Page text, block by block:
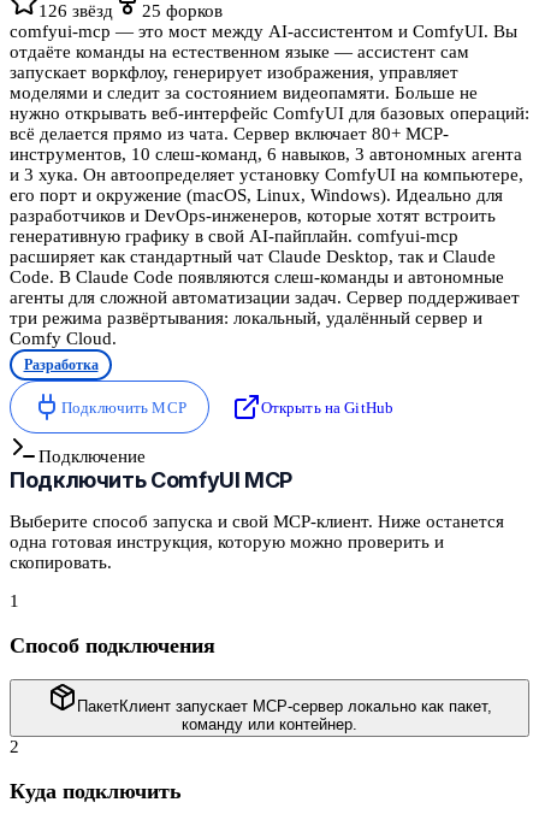
126 звёзд 25 форков
comfyui-mcp — это мост между AI-ассистентом и ComfyUI. Вы
отдаёте команды на естественном языке — ассистент сам
запускает воркфлоу, генерирует изображения, управляет
моделями и следит за состоянием видеопамяти. Больше не
нужно открывать веб-интерфейс ComfyUI для базовых операций:
всё делается прямо из чата. Сервер включает 80+ MCP-
инструментов, 10 слеш-команд, 6 навыков, 3 автономных агента
и 3 хука. Он автоопределяет установку ComfyUI на компьютере,
его порт и окружение (macOS, Linux, Windows). Идеально для
разработчиков и DevOps-инженеров, которые хотят встроить
генеративную графику в свой AI-пайплайн. comfyui-mcp
расширяет как стандартный чат Claude Desktop, так и Claude
Code. В Claude Code появляются слеш-команды и автономные
агенты для сложной автоматизации задач. Сервер поддерживает
три режима развёртывания: локальный, удалённый сервер и
Comfy Cloud.
Разработка
Подключить MCP Открыть на GitHub
Подключение
ПодключитьComfyUI MCP
Выберите способ запуска и свой MCP-клиент. Ниже останется
одна готовая инструкция, которую можно проверить и
скопировать.
1
Способ подключения
ПакетКлиент запускает MCP-сервер локально как пакет,
команду или контейнер.
2
Куда подключить